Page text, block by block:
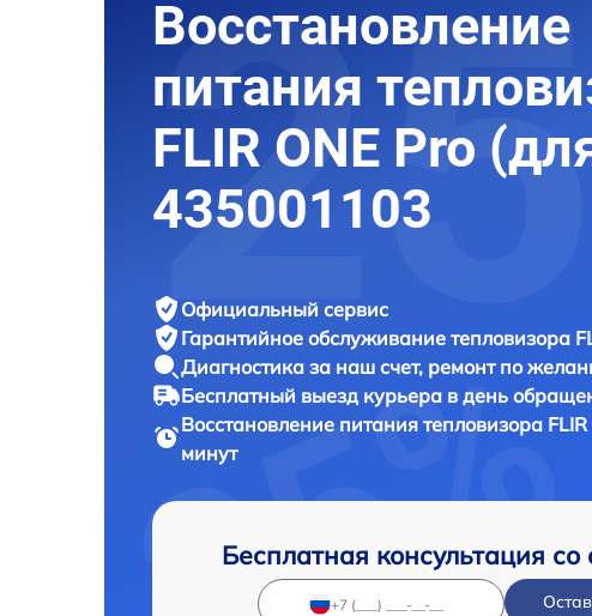
Восстановление
питания
FLIR ONE Pro
435001103
Официальный сервис
Гарантийное обслуживание тепловизора
Диагностика за наш счет, ремонт по
Бесплатный выезд курьера в день
Восстановление питания тепловизора
минут
Бесплатная консультация